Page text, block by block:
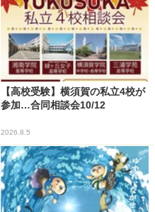
【高校受験】横須賀の私立4校が
参加…合同相談会10/12
2026.8.5